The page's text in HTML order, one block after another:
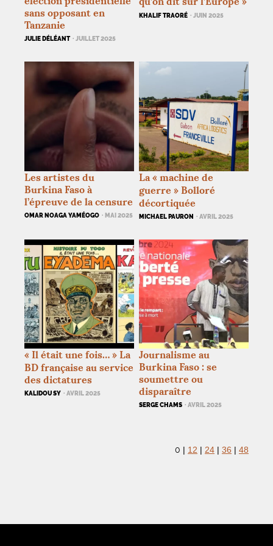
sans opposant en
Tanzanie
JULIE DÉLÉANT · JUILLET 2025
KHALIF TRAORÉ · JUIN 2025
Les artistes du
Burkina Faso à
l’épreuve de la censure
OMAR NOAGA YAMÉOGO · MAI 2025
La « machine de
guerre » Bolloré
décortiquée
MICHAEL PAURON · AVRIL 2025
« Il était une fois… » La
BD française au service
des dictatures
KALIDOU SY · AVRIL 2025
Journalisme au
Burkina Faso : se
soumettre ou
disparaître
SERGE CHAMS · AVRIL 2025
0 | 12 | 24 | 36 | 48